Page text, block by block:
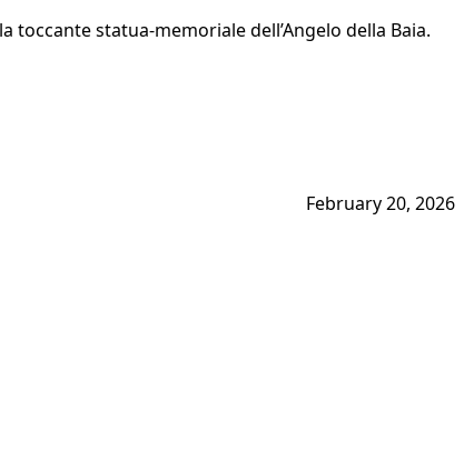
statua-memoriale dell’Angelo della Baia.
February 20, 2026